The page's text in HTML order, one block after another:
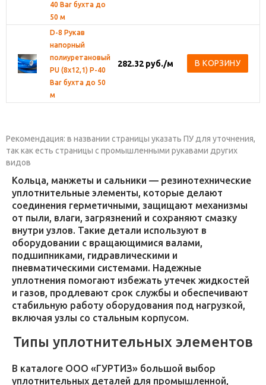
40 Bar бухта до
50 м
D-8 Рукав
напорный
полиуретановый
PU (8х12,1) P-40
Bar бухта до 50
м
282.32 руб./м В КОРЗИНУ
Рекомендация: в названии страницы указать ПУ для уточнения,
так как есть страницы с промышленными рукавами других
видов
Кольца, манжеты и сальники — резинотехнические
уплотнительные элементы, которые делают
соединения герметичными, защищают механизмы
от пыли, влаги, загрязнений и сохраняют смазку
внутри узлов. Такие детали используют в
оборудовании с вращающимися валами,
подшипниками, гидравлическими и
пневматическими системами. Надежные
уплотнения помогают избежать утечек жидкостей
и газов, продлевают срок службы и обеспечивают
стабильную работу оборудования под нагрузкой,
включая узлы со стальным корпусом.
Типы уплотнительных элементов
В каталоге ООО «ГУРТИЗ» большой выбор
уплотнительных деталей для промышленной,